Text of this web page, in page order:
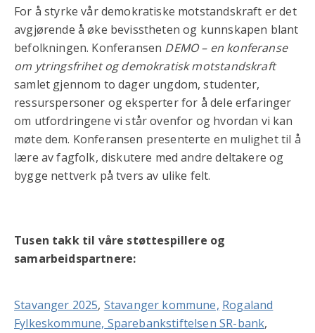
For å styrke vår demokratiske motstandskraft er det
avgjørende å øke bevisstheten og kunnskapen blant
befolkningen. Konferansen DEMO – en konferanse
om ytringsfrihet og demokratisk motstandskraft
samlet gjennom to dager ungdom, studenter,
ressurspersoner og eksperter for å dele erfaringer
om utfordringene vi står ovenfor og hvordan vi kan
møte dem. Konferansen presenterte en mulighet til å
lære av fagfolk, diskutere med andre deltakere og
bygge nettverk på tvers av ulike felt.
Tusen takk til våre støttespillere og
samarbeidspartnere:
Stavanger 2025, Stavanger kommune, Rogaland
Fylkeskommune, Sparebankstiftelsen SR-bank,